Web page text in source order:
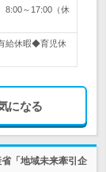
8:00～17:00（休
給休暇◆育児休
になる
「地域未来牽引企